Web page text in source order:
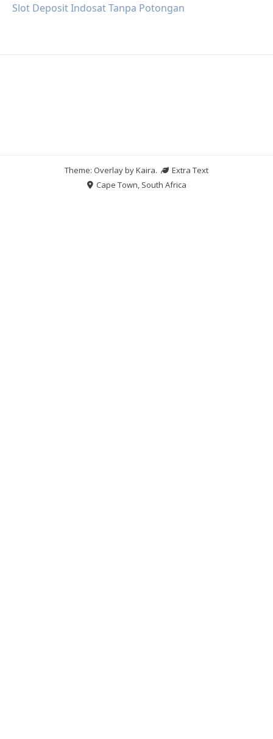
Slot Deposit Indosat Tanpa Potongan
Theme: Overlay byKaira.
Extra Text
Cape Town, South Africa